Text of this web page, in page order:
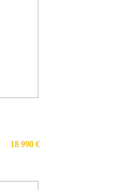
18 990 €